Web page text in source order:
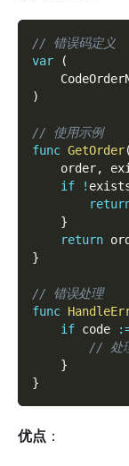
// 错误码定义
var
(
)
// 使用示例
func GetOrder(
    order
,
if
!
}
return
}
// 错误处理
func
if code
// 处
}
}
优点 ：